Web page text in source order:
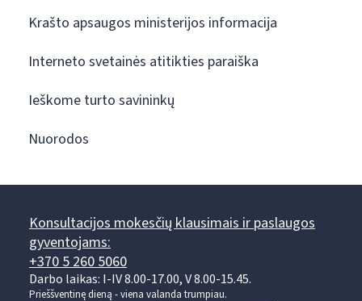
Krašto apsaugos ministerijos informacija
Interneto svetainės atitikties paraiška
Ieškome turto savininkų
Nuorodos
Konsultacijos mokesčių klausimais ir paslaugos
gyventojams:
+370 5 260 5060
Darbo laikas: I-IV 8.00-17.00, V 8.00-15.45.
Prieššventinę dieną - viena valanda trumpiau.